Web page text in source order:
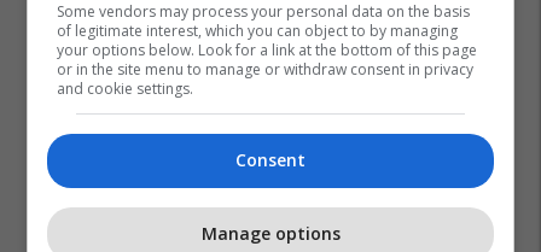
Some vendors may process your personal data on the basis
of legitimate interest, which you can object to by managing
your options below. Look for a link at the bottom of this page
or in the site menu to manage or withdraw consent in privacy
and cookie settings.
Consent
Manage options